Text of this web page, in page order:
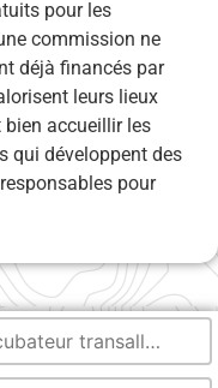
pour les
commission ne
déjà financés par
leurs lieux
accueillir les
qui développent des
pour